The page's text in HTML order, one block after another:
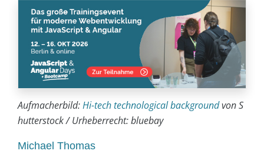
Aufmacherbild:Hi-tech technological backgroundvon S
hutterstock / Urheberrecht: bluebay
Michael Thomas